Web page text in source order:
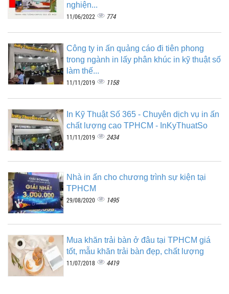
nghiện...
11/06/2022 774
Công ty in ấn quảng cáo đi tiên phong
trong ngành in lấy phân khúc in kỹ thuật số
làm thế...
11/11/2019 1158
In Kỹ Thuật Số 365 - Chuyên dịch vụ in ấn
chất lượng cao TPHCM - InKyThuatSo
11/11/2019 2434
Nhà in ấn cho chương trình sự kiện tại
TPHCM
29/08/2020 1495
Mua khăn trải bàn ở đâu tại TPHCM giá
tốt, mẫu khăn trải bàn đẹp, chất lượng
11/07/2018 4419